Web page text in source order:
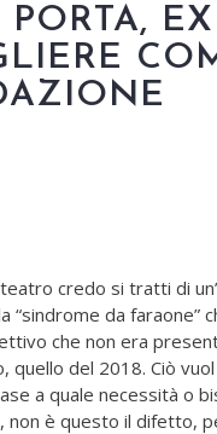
credo si tratti di
“sindrome da
che non era
quello del 2018. Ciò
a quale necessità o
è questo il difetto,